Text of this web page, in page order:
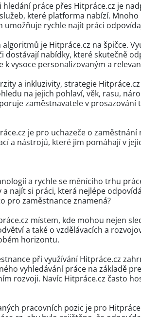
práce přes Hitpráce.cz je
které platforma nabízí.
umožňuje rychle najít práci
algoritmů je Hitpráce.cz na špičce.
dostávají nabídky, které skutečně
k vysoce personalizovaným a
a inkluzivity, strategie
na jejich pohlaví, věk, rasu,
zaměstnavatele v
je pro uchazeče o
a nástrojů, které jim pomáhají v
a rychle se měnícího trhu
najít si práci, která nejlépe
pro zaměstnance znamená?
místem, kde mohou nejen
a také o vzdělávacích a
horizontu.
při využívání Hitpráce.cz
vyhledávání práce na základě
rozvoji. Navíc Hitpráce.cz často
pracovních pozic je pro